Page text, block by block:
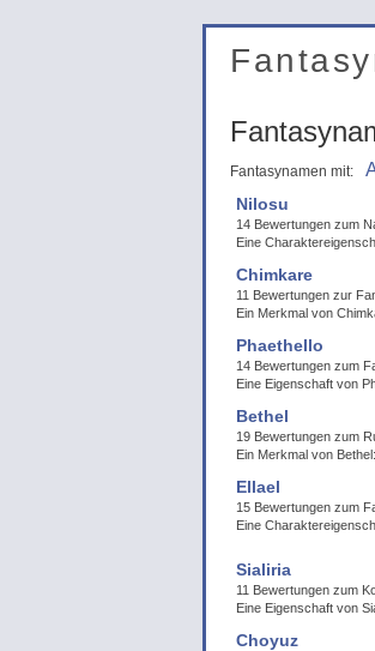
Fantasynamen mit:
Nilosu
14 Bewertungen zum
Eine
Chimkare
11 Bewertungen zur
Ein Merkmal von
Phaethello
14 Bewertungen zum
Eine Eigenschaft von
Bethel
19 Bewertungen zum
Ein Merkmal von
Ellael
15 Bewertungen zum
Eine
Sialiria
11 Bewertungen zum
Eine Eigenschaft von
Choyuz